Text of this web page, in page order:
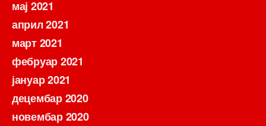
мај 2021
април 2021
март 2021
фебруар 2021
јануар 2021
децембар 2020
новембар 2020